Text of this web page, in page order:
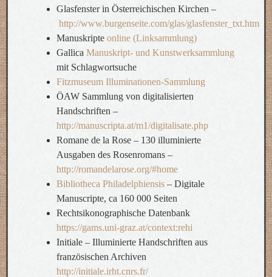
Glasfenster in Österreichischen Kirchen –
http://www.burgenseite.com/glas/glasfenster_txt.htm
Manuskripte online (Linksammlung)
Gallica Manuskript- und Kunstwerksammlung
mit Schlagwortsuche
Fitzmuseum Illuminationen-Sammlung
ÖAW Sammlung von digitalisierten
Handschriften –
http://manuscripta.at/m1/digitalisate.php
Romane de la Rose – 130 illuminierte
Ausgaben des Rosenromans –
http://romandelarose.org/#home
Bibliotheca Philadelphiensis – Digitale
Manuscripte, ca 160 000 Seiten
Rechtsikonographische Datenbank
https://gams.uni-graz.at/context:rehi
Initiale – Illuminierte Handschriften aus
französischen Archiven
http://initiale.irht.cnrs.fr/